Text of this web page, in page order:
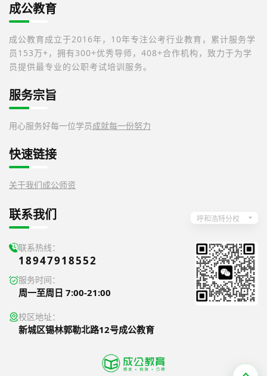
成公教育
成公教育成立于2016年，10年专注公考行业教育，累计服务学
员153万+，拥有300+优秀导师，408+合作机构，致力于为学
员提供最专业的公职考试培训服务。
服务宗旨
用心服务好每一位学员成就每一份努力
快速链接
关于我们成公师资
联系我们 呼和浩特分校
联系热线：
18947918552
服务时间：
周一至周日 7:00-21:00
校区地址：
新城区锡林郭勒北路12号成公教育